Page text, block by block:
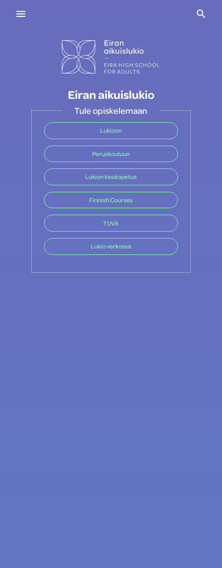
Eiran aikuislukio
Tule opiskelemaan
Lukioon
Peruskouluun
Lukion kesäopetus
Finnish Courses
TUVA
Lukio verkossa